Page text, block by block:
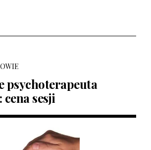
psychoterapeuta
sesji